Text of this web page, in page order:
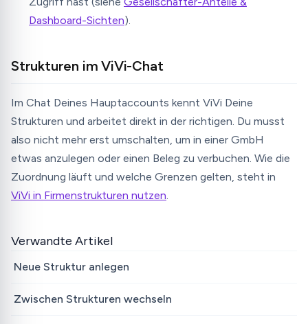
Dashboard-Sichten).
Strukturen im ViVi-Chat
Im Chat Deines Hauptaccounts kennt ViVi Deine
Strukturen und arbeitet direkt in der richtigen. Du musst
also nicht mehr erst umschalten, um in einer GmbH
etwas anzulegen oder einen Beleg zu verbuchen. Wie die
Zuordnung läuft und welche Grenzen gelten, steht in
ViVi in Firmenstrukturen nutzen.
Verwandte Artikel
Neue Struktur anlegen
Zwischen Strukturen wechseln